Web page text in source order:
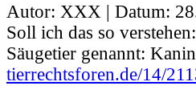
Autor: XXX | Datum:
Soll ich das so
Säugetier genannt:
tierrechtsforen.de/14/